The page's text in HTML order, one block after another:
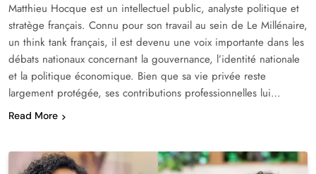
Matthieu Hocque est un intellectuel public, analyste politique et
stratège français. Connu pour son travail au sein de Le Millénaire,
un think tank français, il est devenu une voix importante dans les
débats nationaux concernant la gouvernance, l’identité nationale
et la politique économique. Bien que sa vie privée reste
largement protégée, ses contributions professionnelles lui…
Read More